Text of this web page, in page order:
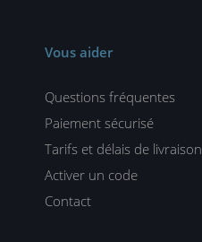
Vous aider
Questions fréquentes
Paiement sécurisé
Tarifs et délais de livraison
Activer un code
Contact